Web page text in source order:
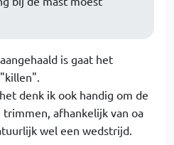
is gaat het
denk ik ook handig om de
afhankelijk van oa
wel een wedstrijd.